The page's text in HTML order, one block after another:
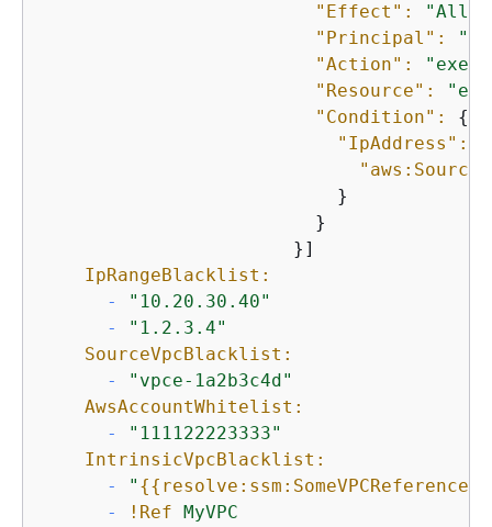
"Effect":
"Principal":
"*"
"Action":
"Resource":
"Condition":
{
"IpAddress":
                           }
                         }
                       }]
IpRangeBlacklist:
-
"10.20.30.40"
-
"1.2.3.4"
SourceVpcBlacklist:
-
"vpce-1a2b3c4d"
AwsAccountWhitelist:
-
"111122223333"
IntrinsicVpcBlacklist:
-
" {{
-
!Ref
MyVPC